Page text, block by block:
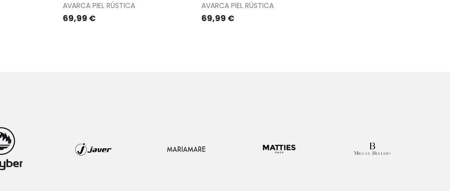
AVARCA PIEL RÚSTICA
Precio
69,99 €
AVARCA PIEL RÚSTICA
Precio
69,99 €